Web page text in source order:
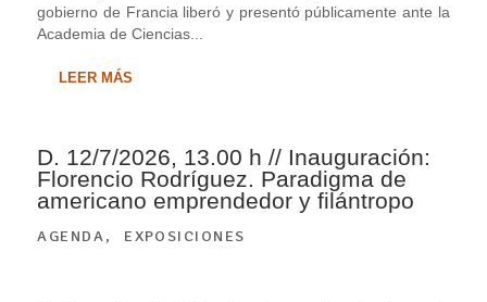
gobierno de Francia liberó y presentó públicamente ante la
Academia de Ciencias...
LEER MÁS
D. 12/7/2026, 13.00 h // Inauguración:
Florencio Rodríguez. Paradigma de
americano emprendedor y filántropo
AGENDA, EXPOSICIONES